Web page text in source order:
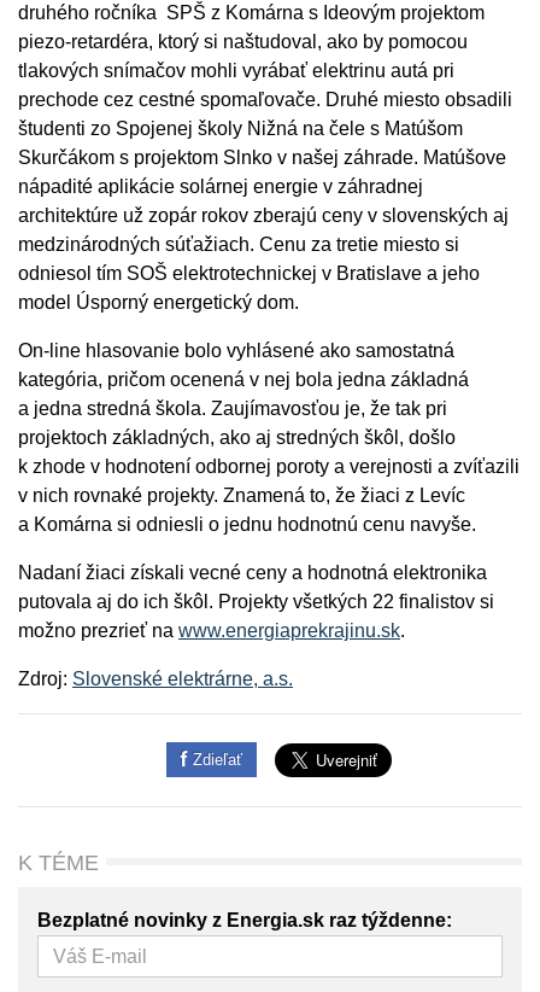
druhého ročníka SPŠ z Komárna s Ideovým projektom
piezo-retardéra, ktorý si naštudoval, ako by pomocou
tlakových snímačov mohli vyrábať elektrinu autá pri
prechode cez cestné spomaľovače. Druhé miesto obsadili
študenti zo Spojenej školy Nižná na čele s Matúšom
Skurčákom s projektom Slnko v našej záhrade. Matúšove
nápadité aplikácie solárnej energie v záhradnej
architektúre už zopár rokov zberajú ceny v slovenských aj
medzinárodných súťažiach. Cenu za tretie miesto si
odniesol tím SOŠ elektrotechnickej v Bratislave a jeho
model Úsporný energetický dom.
On-line hlasovanie bolo vyhlásené ako samostatná
kategória, pričom ocenená v nej bola jedna základná
a jedna stredná škola. Zaujímavosťou je, že tak pri
projektoch základných, ako aj stredných škôl, došlo
k zhode v hodnotení odbornej poroty a verejnosti a zvíťazili
v nich rovnaké projekty. Znamená to, že žiaci z Levíc
a Komárna si odniesli o jednu hodnotnú cenu navyše.
Nadaní žiaci získali vecné ceny a hodnotná elektronika
putovala aj do ich škôl. Projekty všetkých 22 finalistov si
možno prezrieť na www.energiaprekrajinu.sk.
Zdroj: Slovenské elektrárne, a.s.
Zdieľať
K TÉME
Bezplatné novinky z Energia.sk raz týždenne: